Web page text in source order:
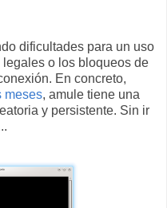
dificultades para un uso
o los bloqueos de
En concreto,
meses, amule tiene una
y persistente. Sin ir